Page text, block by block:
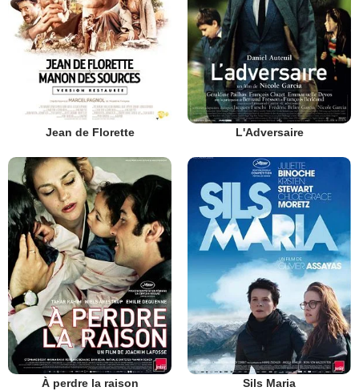
Jean de Florette L'Adversaire
À perdre la raison Sils Maria